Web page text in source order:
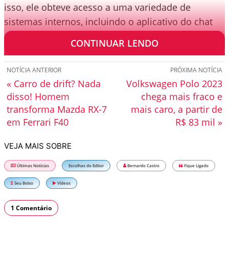
isso, ele obteve acesso a uma variedade de
sistemas internos, incluindo o aplicativo do chat
de bate-papo.
CONTINUAR LENDO
PRÓXIMA NOTÍCIA
Volkswagen Polo 2023
chega mais fraco e
mais caro, a partir de
R$ 83 mil »
NOTÍCIA ANTERIOR
« Carro de drift? Nada
disso! Homem
transforma Mazda RX-7
em Ferrari F40
VEJA MAIS SOBRE
Últimas Notícias Escolhas do Editor Bernardo Castro Fique Ligado
Seu Bolso Vídeos
1 Comentário